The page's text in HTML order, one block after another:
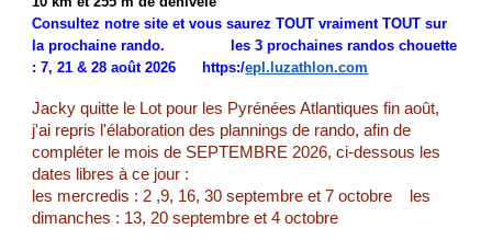
Consultez notre site et vous saurez TOUT vraiment TOUT sur
la prochaine rando. les 3 prochaines randos chouette
: 7, 21 & 28 août 2026
https:/epl.luzathlon.com
Jacky quitte le Lot pour les Pyrénées Atlantiques fin août,
j'ai repris l'élaboration des plannings de rando, afin de
compléter le mois de SEPTEMBRE 2026, ci-dessous les
dates libres à ce jour :
les mercredis : 2 ,9, 16, 30 septembre et 7 octobre les
dimanches : 13, 20 septembre et 4 octobre